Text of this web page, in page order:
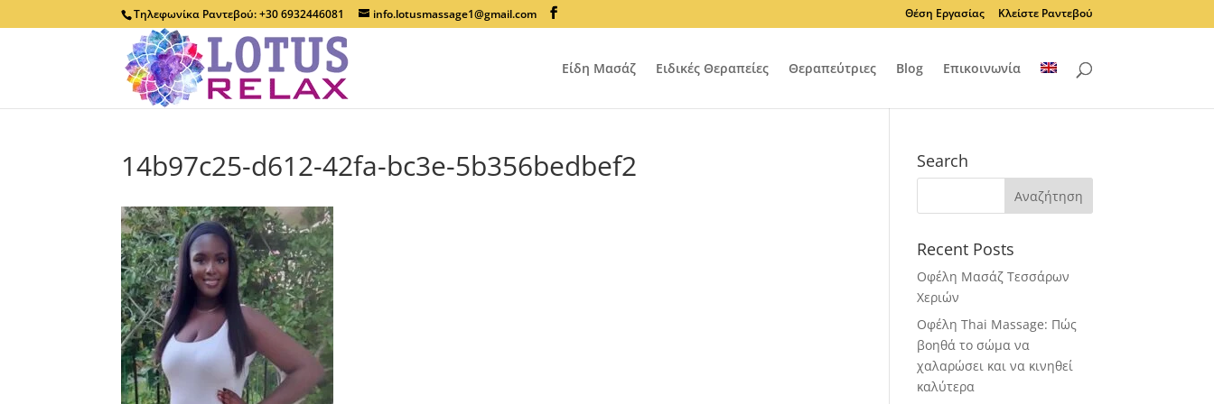
Τηλεφωνίκα Ραντεβού: +30 6932446081 info.lotusmassage1@gmail.com Θέση Εργασίας Κλείστε Ραντεβού
Είδη Μασάζ Ειδικές Θεραπείες Θεραπεύτριες Blog Επικοινωνία
14b97c25-d612-42fa-bc3e-5b356bedbef2 Search
Recent Posts
Οφέλη Μασάζ Τεσσάρων
Χεριών
Οφέλη Thai Massage: Πώς
βοηθά το σώμα να
χαλαρώσει και να κινηθεί
καλύτερα